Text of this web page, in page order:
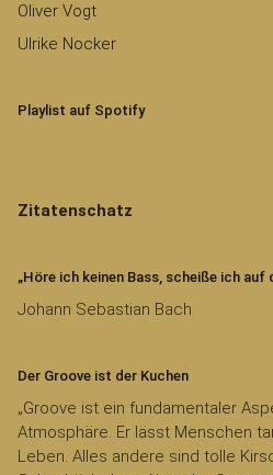
Oliver Vogt
Ulrike Nocker
Playlist auf Spotify
Zitatenschatz
„Höre ich keinen Bass, scheiße ich auf
Johann Sebastian Bach
Der Groove ist der Kuchen
„Groove ist ein fundamentaler
Atmosphäre. Er lässt Menschen
Leben. Alles andere sind tolle